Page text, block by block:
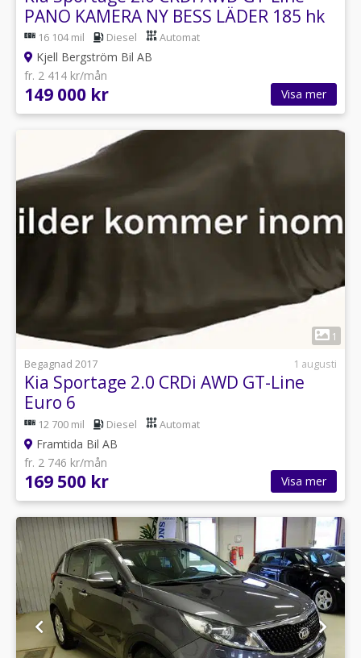
PANO KAMERA NY BESS LÄDER 185 hk
16 104 mil Diesel Automat
Kjell Bergström Bil AB
fr. 2 414 kr/mån
149 000 kr Visa mer
1
Begagnad 2017
1 augusti
Kia Sportage 2.0 CRDi AWD GT-Line
Euro 6
12 700 mil Diesel Automat
Framtida Bil AB
fr. 2 746 kr/mån
169 500 kr Visa mer